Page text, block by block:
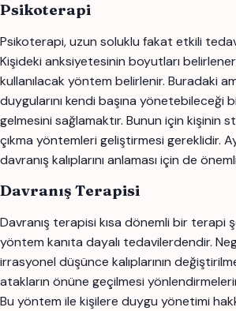
Psikoterapi
Psikoterapi, uzun soluklu fakat etkili
Kişideki anksiyetesinin boyutları
kullanılacak yöntem belirlenir. Buradaki
duygularını kendi başına yönetebileceği
gelmesini sağlamaktır. Bunun için kişinin
çıkma yöntemleri geliştirmesi gereklidir.
davranış kalıplarını anlaması için de
Davranış Terapisi
Davranış terapisi kısa dönemli bir terapi
yöntem kanıta dayalı tedavilerdendir.
irrasyonel düşünce kalıplarının
atakların önüne geçilmesi
Bu yöntem ile kişilere duygu yönetimi